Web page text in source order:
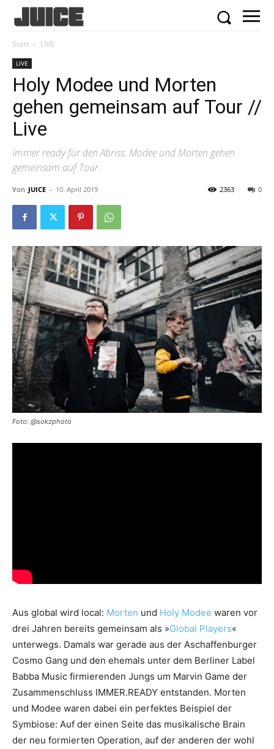
Start LIVE
LIVE
Holy Modee und Morten
gehen gemeinsam auf Tour //
Live
Immer ready für den Abriss: Modee und Morten gehen
gemeinsam auf Tour.
Von JUICE - 10. April 2019 0
2363
Foto: @sokzphoto
Aus global wird local: Morten und Holy Modee waren vor
drei Jahren bereits gemeinsam als »Global Players«
unterwegs. Damals war gerade aus der Aschaffenburger
Cosmo Gang und den ehemals unter dem Berliner Label
Babba Music firmierenden Jungs um Marvin Game der
Zusammenschluss IMMER.READY entstanden. Morten
und Modee waren dabei ein perfektes Beispiel der
Symbiose: Auf der einen Seite das musikalische Brain
der neu formierten Operation, auf der anderen der wohl